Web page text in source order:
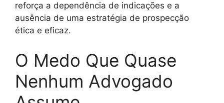
reforça a dependência de indicações e a
ausência de uma estratégia de prospecção
ética e eficaz.
O Medo Que Quase
Nenhum Advogado